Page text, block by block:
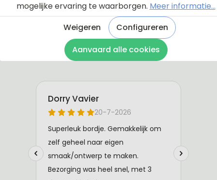
Bekijk de instructie
mogelijke ervaring te waarborgen. Meer informatie...
Weigeren
Configureren
Aanvaard alle cookies